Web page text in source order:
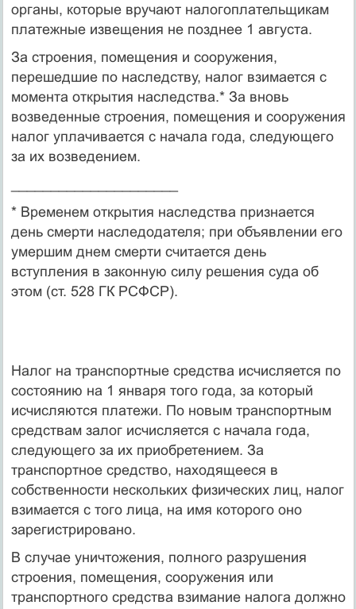
органы, которые вручают нало­гоплательщикам
платежные извещения не позднее 1 августа.
За строения, помещения и сооружения,
перешедшие по наследству, налог взима­ется с
момента открытия наследства.* За вновь
возведенные строения, помещения и сооружения
налог уплачивается с начала года, следующего
за их возведением.
* Временем открытия наследства признается
день смерти наследодателя; при объявлении его
умершим днем смерти считается день
вступления в законную силу решения суда об
этом (ст. 528 ГК РСФСР).
Налог на транспортные средства исчисляется по
состоянию на 1 января того года, за который
исчисляются платежи. По новым транспортным
средствам залог исчисляется с начала года,
следующего за их приобретением. За
транспортное сред­ство, находящееся в
собственности нескольких физических лиц, налог
взимается с того лица, на имя которого оно
зарегистрировано.
В случае уничтожения, полного разрушения
строения, помещения, сооруже­ния или
транспортного средства взимание налога должно